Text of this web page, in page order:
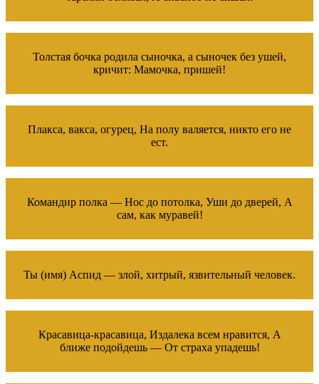
Толстая бочка родила сыночка, а сыночек без ушей,
кричит: Мамочка, пришей!
Плакса, вакса, огурец, На полу валяется, никто его не
ест.
Командир полка — Нос до потолка, Уши до дверей, А
сам, как муравей!
Ты (имя) Аспид — злой, хитрый, язвительный человек.
Красавица-красавица, Издалека всем нравится, А
ближе подойдешь — От страха упадешь!